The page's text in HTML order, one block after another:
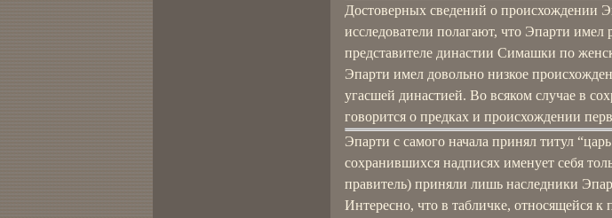
Достоверных сведений о происхождении
исследователи полагают, что Эпарти имел
представителе династии Симашки по
Эпарти имел довольно низкое
угасшей династией. Во всяком случае в
говорится о предках и происхождении
Эпарти с самого начала принял титул
сохранившихся надписях именует себя
правитель) приняли лишь наследники
Интересно, что в табличке, относящейся